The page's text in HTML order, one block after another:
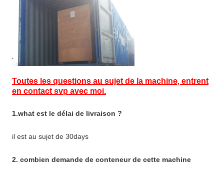
Toutes les questions au sujet de la machine, entrent
en contact svp avec moi.
1.what est le délai de livraison ?
il est au sujet de 30days
2. combien demande de conteneur de cette machine